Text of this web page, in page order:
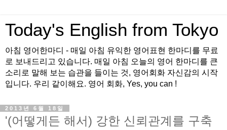
Today's English from Tokyo
아침 영어한마디 - 매일 아침 유익한 영어표현 한마디를 무료
로 보내드리고 있습니다. 매일 아침 오늘의 영어 한마디를 큰
소리로 말해 보는 습관을 들이는 것, 영어회화 자신감의 시작
입니다. 우리 같이해요. 영어 회화, Yes, you can !
2013년 6월 18일
'(어떻게든 해서) 강한 신뢰관계를 구축